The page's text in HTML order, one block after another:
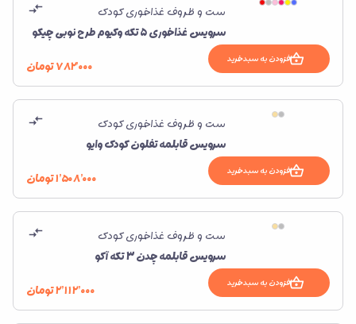
ست و ظروف غذاخوری کودک
سرویس غذاخوری 5 تکه وکیوم طرح نوبی چیکو
افزودن به سبدخرید ۷۸۲٬۰۰۰تومان
ست و ظروف غذاخوری کودک
سرویس قابلمه تفلون کودک وایو
افزودن به سبدخرید ۱٬۵۰۸٬۰۰۰تومان
ست و ظروف غذاخوری کودک
سرویس قابلمه چدن 3 تکه آکو
افزودن به سبدخرید ۲٬۱۱۲٬۰۰۰تومان